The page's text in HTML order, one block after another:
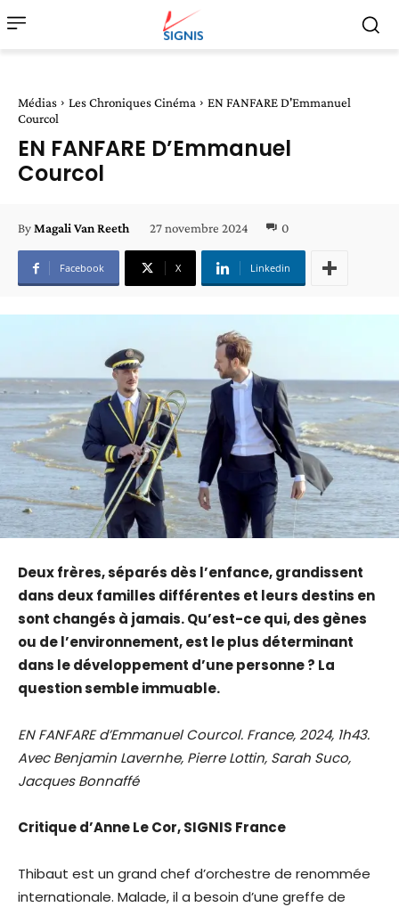
Médias Les Chroniques Cinéma
EN FANFARE D'Emmanuel
Courcol
EN FANFARE D’Emmanuel
Courcol
ByMagali Van Reeth 27 novembre 2024 0
Facebook X Linkedin
Deux frères, séparés dès l’enfance, grandissent
dans deux familles différentes et leurs destins en
sont changés à jamais. Qu’est-ce qui, des gènes
ou de l’environnement, est le plus déterminant
dans le développement d’une personne ? La
question semble immuable.
EN FANFARE d’Emmanuel Courcol. France, 2024, 1h43.
Avec Benjamin Lavernhe, Pierre Lottin, Sarah Suco,
Jacques Bonnaffé
Critique d’Anne Le Cor, SIGNIS France
Thibaut est un grand chef d’orchestre de renommée
internationale. Malade, il a besoin d’une greffe de